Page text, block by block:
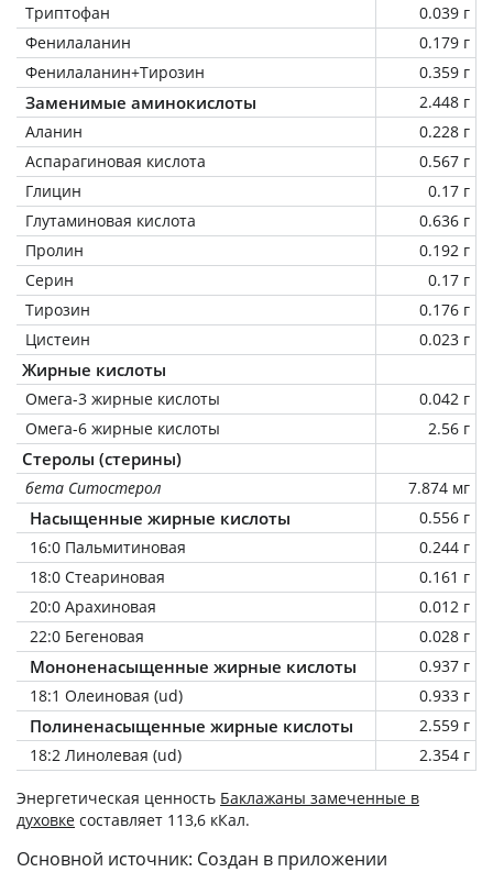
Триптофан
0.039 г
Фенилаланин
0.179 г
Фенилаланин+Тирозин
0.359 г
Заменимые аминокислоты
2.448 г
Аланин
0.228 г
Аспарагиновая кислота
0.567 г
Глицин
0.17 г
Глутаминовая кислота
0.636 г
Пролин
0.192 г
Серин
0.17 г
Тирозин
0.176 г
Цистеин
0.023 г
Жирные кислоты
Омега-3 жирные кислоты
0.042 г
Омега-6 жирные кислоты
2.56 г
Стеролы (стерины)
бета Ситостерол 7.874 мг
Насыщенные жирные кислоты
0.556 г
16:0 Пальмитиновая
0.244 г
18:0 Стеариновая
0.161 г
20:0 Арахиновая
0.012 г
22:0 Бегеновая
0.028 г
Мононенасыщенные жирные кислоты
0.937 г
18:1 Олеиновая (ud)
0.933 г
Полиненасыщенные жирные кислоты
2.559 г
18:2 Линолевая (ud)
2.354 г
Энергетическая ценность Баклажаны замеченные в
духовке составляет 113,6 кКал.
Основной источник: Создан в приложении